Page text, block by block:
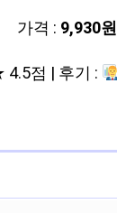
가격 : 9,930원
점 | 후기 :